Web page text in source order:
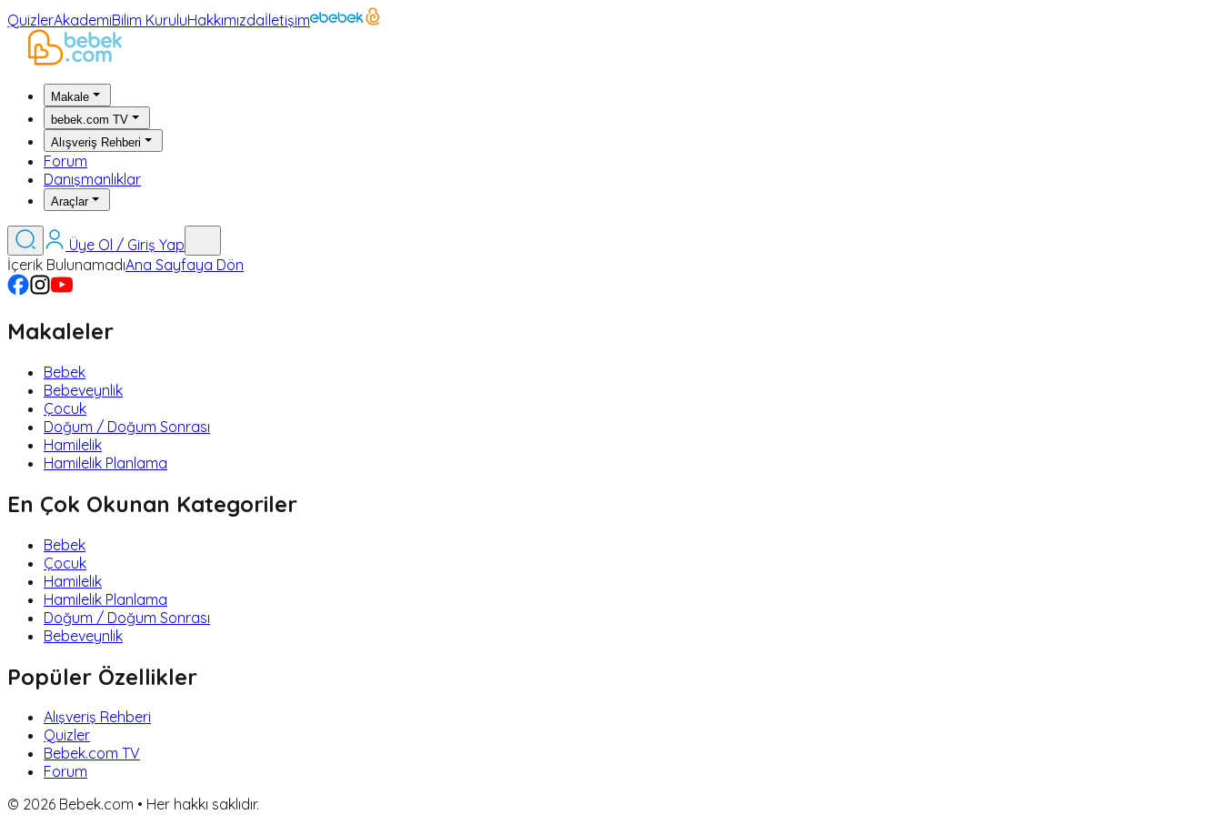
QuizlerAkademiBilim KuruluHakkımızdaİletişim
Makale
bebek.com TV
Alışveriş Rehberi
Forum
Danışmanlıklar
Araçlar
Üye Ol / Giriş Yap
İçerik BulunamadıAna Sayfaya Dön
Makaleler
Bebek
Bebeveynlik
Çocuk
Doğum / Doğum Sonrası
Hamilelik
Hamilelik Planlama
En Çok Okunan Kategoriler
Bebek
Çocuk
Hamilelik
Hamilelik Planlama
Doğum / Doğum Sonrası
Bebeveynlik
Popüler Özellikler
Alışveriş Rehberi
Quizler
Bebek.com TV
Forum
© 2026 Bebek.com • Her hakkı saklıdır.